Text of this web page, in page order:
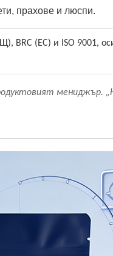
прахове и люспи.
BRC (ЕС) и ISO 9001,